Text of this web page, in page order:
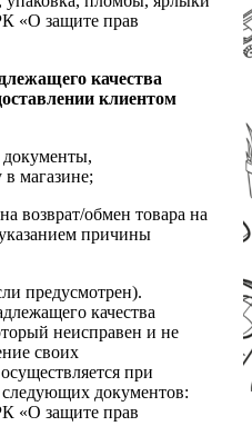
«О защите прав
качества
клиентом
магазине;
на возврат/обмен товара на
причины
предусмотрен).
качества
неисправен и не
своих
при
документов:
«О защите прав